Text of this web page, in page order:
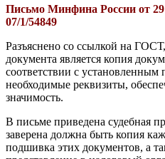
Письмо Минфина России от 29
07/1/54849
Разъяснено со ссылкой на
документа является копия
соответствии с установленным
необходимые реквизиты,
значимость.
В письме приведена судебная
заверена должна быть копия
подшивка этих документов, а